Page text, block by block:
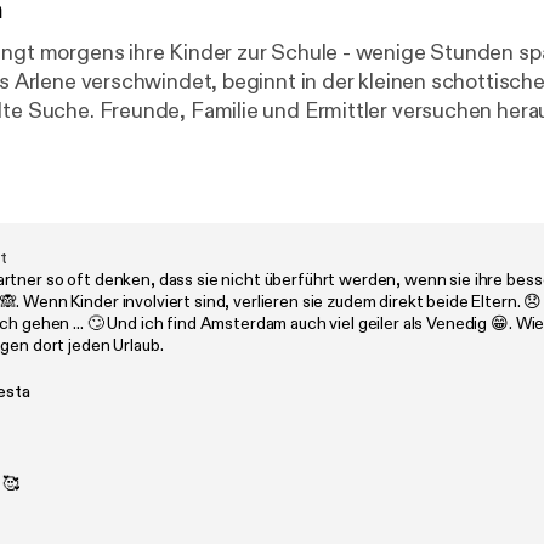
morgens ihre Kinder zur Schule - wenige Stunden
Arlene verschwindet, beginnt in der kleinen
Suche. Freunde, Familie und Ermittler versuchen
weshalb scheint jemand auffallend kontrolliert zu
] *** Bild von Arlene und Nat:https://ogy.de/mq8w[
Arlene, Nat und Jamie:https://ogy.de/8wzw[https://
und Jamie:https://ogy.de/r2t6
Strobusch Redaktion: Johanna Müssiger Schnitt:
und Teresa Emmert Eine Produktion der Julep Studios Du
so oft denken, dass sie nicht überführt werden, wenn sie ihre
Wenn Kinder involviert sind, verlieren sie zudem direkt beide Eltern.
gehen ... 🙄 Und ich find Amsterdam auch viel geiler als Venedig 😁.
dort jeden Urlaub.